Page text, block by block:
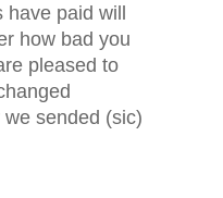
have paid will
how bad you
pleased to
we sended (sic)